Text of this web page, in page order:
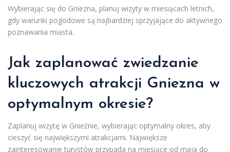
Wybierając się do Gniezna, planuj wizyty w miesiącach letnich,
gdy warunki pogodowe są najbardziej sprzyjające do aktywnego
poznawania miasta.
Jak zaplanować zwiedzanie
kluczowych atrakcji Gniezna w
optymalnym okresie?
Zaplanuj wizytę w Gnieźnie, wybierając optymalny okres, aby
cieszyć się największymi atrakcjami. Największe
zainteresowanie turystów przypada na miesiące od maja do